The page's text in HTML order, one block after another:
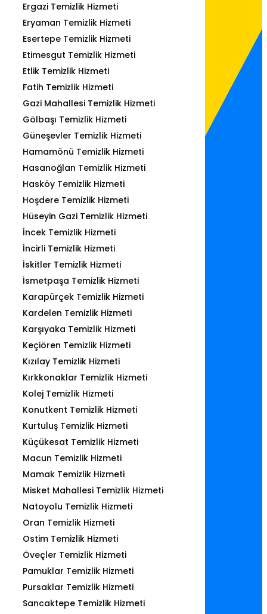
Ergazi Temizlik Hizmeti
Eryaman Temizlik Hizmeti
Esertepe Temizlik Hizmeti
Etimesgut Temizlik Hizmeti
Etlik Temizlik Hizmeti
Fatih Temizlik Hizmeti
Gazi Mahallesi Temizlik Hizmeti
Gölbaşı Temizlik Hizmeti
Güneşevler Temizlik Hizmeti
Hamamönü Temizlik Hizmeti
Hasanoğlan Temizlik Hizmeti
Hasköy Temizlik Hizmeti
Hoşdere Temizlik Hizmeti
Hüseyin Gazi Temizlik Hizmeti
İncek Temizlik Hizmeti
İncirli Temizlik Hizmeti
İskitler Temizlik Hizmeti
İsmetpaşa Temizlik Hizmeti
Karapürçek Temizlik Hizmeti
Kardelen Temizlik Hizmeti
Karşıyaka Temizlik Hizmeti
Keçiören Temizlik Hizmeti
Kızılay Temizlik Hizmeti
Kırkkonaklar Temizlik Hizmeti
Kolej Temizlik Hizmeti
Konutkent Temizlik Hizmeti
Kurtuluş Temizlik Hizmeti
Küçükesat Temizlik Hizmeti
Macun Temizlik Hizmeti
Mamak Temizlik Hizmeti
Misket Mahallesi Temizlik Hizmeti
Natoyolu Temizlik Hizmeti
Oran Temizlik Hizmeti
Ostim Temizlik Hizmeti
Öveçler Temizlik Hizmeti
Pamuklar Temizlik Hizmeti
Pursaklar Temizlik Hizmeti
Sancaktepe Temizlik Hizmeti